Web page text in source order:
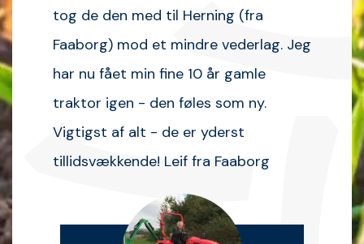
tog de den med til Herning (fra
Faaborg) mod et mindre vederlag. Jeg
har nu fået min fine 10 år gamle
traktor igen - den føles som ny.
Vigtigst af alt - de er yderst
tillidsvækkende! Leif fra Faaborg